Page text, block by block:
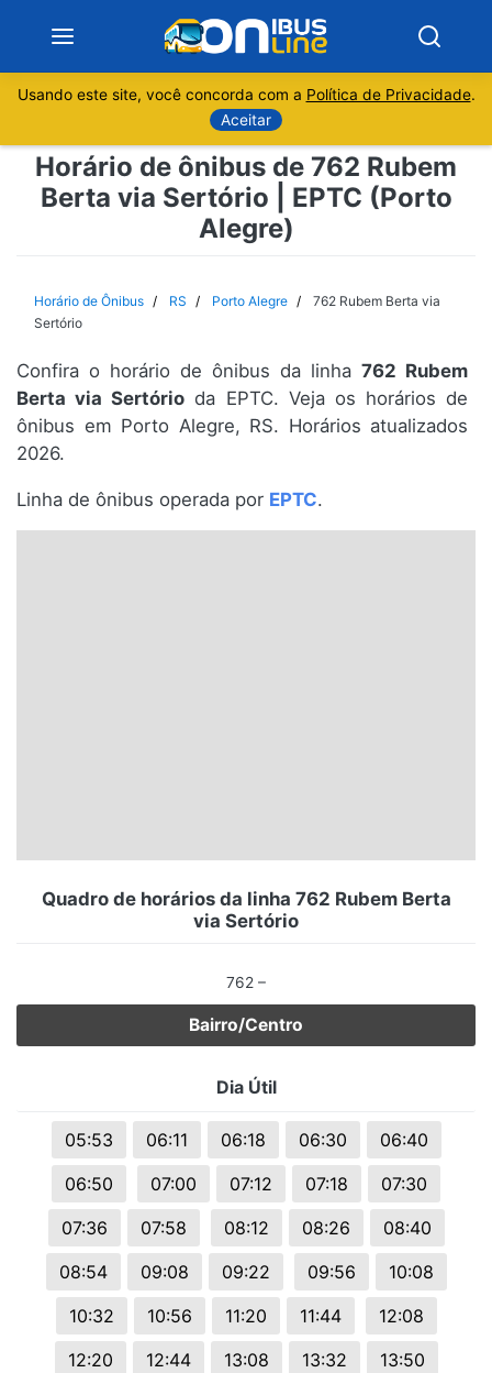
Sobre
Espírito Santo
Paraná
Santa Catarina
Usando este site, você concorda com a Política de Privacidade.
Aceitar
Horário de ônibus de 762 Rubem
Berta via Sertório | EPTC (Porto
Alegre)
Horário de Ônibus RS Porto Alegre
762 Rubem Berta via
Sertório
Confira o horário de ônibus da linha 762 Rubem
Berta via Sertório da EPTC. Veja os horários de
ônibus em Porto Alegre, RS. Horários atualizados
2026.
Linha de ônibus operada por EPTC.
Quadro de horários da linha 762 Rubem Berta
via Sertório
762 –
Bairro/Centro
Dia Útil
05:53 06:11 06:18 06:30
06:40
06:50
07:00 07:12 07:18
07:30
07:36
07:58 08:12 08:26
08:40
08:54
09:08 09:22 09:56
10:08
10:32
10:56 11:20 11:44
12:08
12:20
12:44 13:08 13:32
13:50